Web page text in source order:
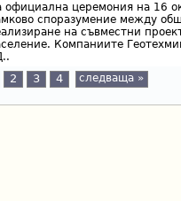
официална церемония на 16
споразумение между
на съвместни
Компаниите
2 3 4 следваща »